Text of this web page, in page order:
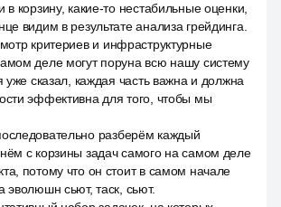
в корзину, какие-то нестабильные оценки,
видим в результате анализа грейдинга.
критериев и инфраструктурные
деле могут поруна всю нашу систему
уже сказал, каждая часть важна и должна
эффективна для того, чтобы мы
разберём каждый
с корзины задач самого на самом деле
потому что он стоит в самом начале
эволюшн сьют, таск, сьют.